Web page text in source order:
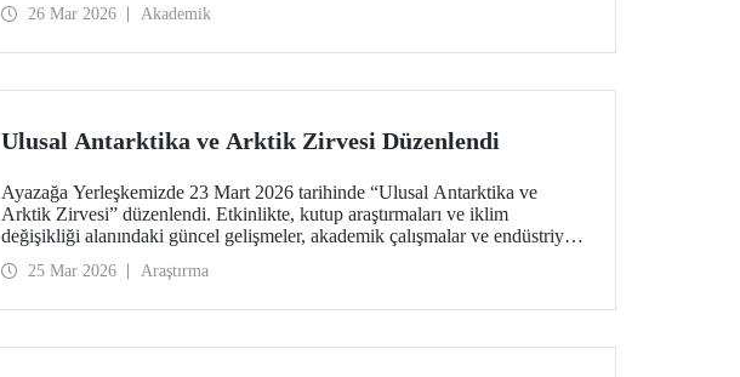
“İnşaat ve Yapı Mühendisliği”nde ise 51-100 aralığında bulunan İTÜ,
26 Mar 2026 Akademik
Ulusal Antarktika ve Arktik Zirvesi Düzenlendi
Ayazağa Yerleşkemizde 23 Mart 2026 tarihinde “Ulusal Antarktika ve
Arktik Zirvesi” düzenlendi. Etkinlikte, kutup araştırmaları ve iklim
değişikliği alanındaki güncel gelişmeler, akademik çalışmalar ve endüstriyel
25 Mar 2026 Araştırma